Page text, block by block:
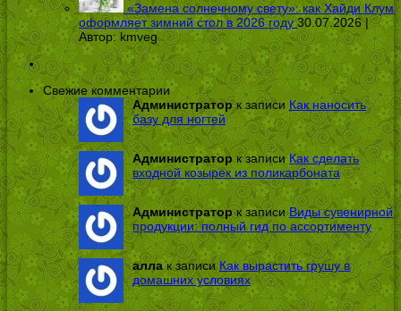
«Замена солнечному свету»: как Хайди Клум
оформляет зимний стол в 2026 году 30.07.2026 |
Автор: kmveg
Свежие комментарии
Администраторк записи Как наносить
базу для ногтей
Администраторк записиКак сделать
входной козырек из поликарбоната
Администраторк записиВиды сувенирной
продукции: полный гид по ассортименту
аллак записиКак вырастить грушу в
домашних условиях